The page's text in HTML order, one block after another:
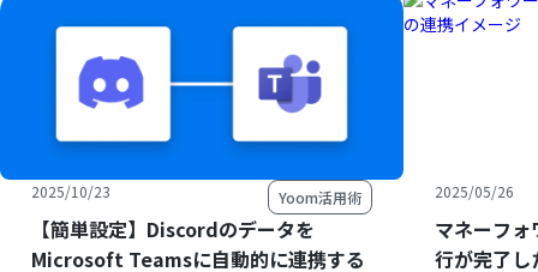
2025/10/23 Yoom活用術
【簡単設定】Discordのデータを
Microsoft Teamsに自動的に連携する
2025/05/26
マネーフ
行が完了